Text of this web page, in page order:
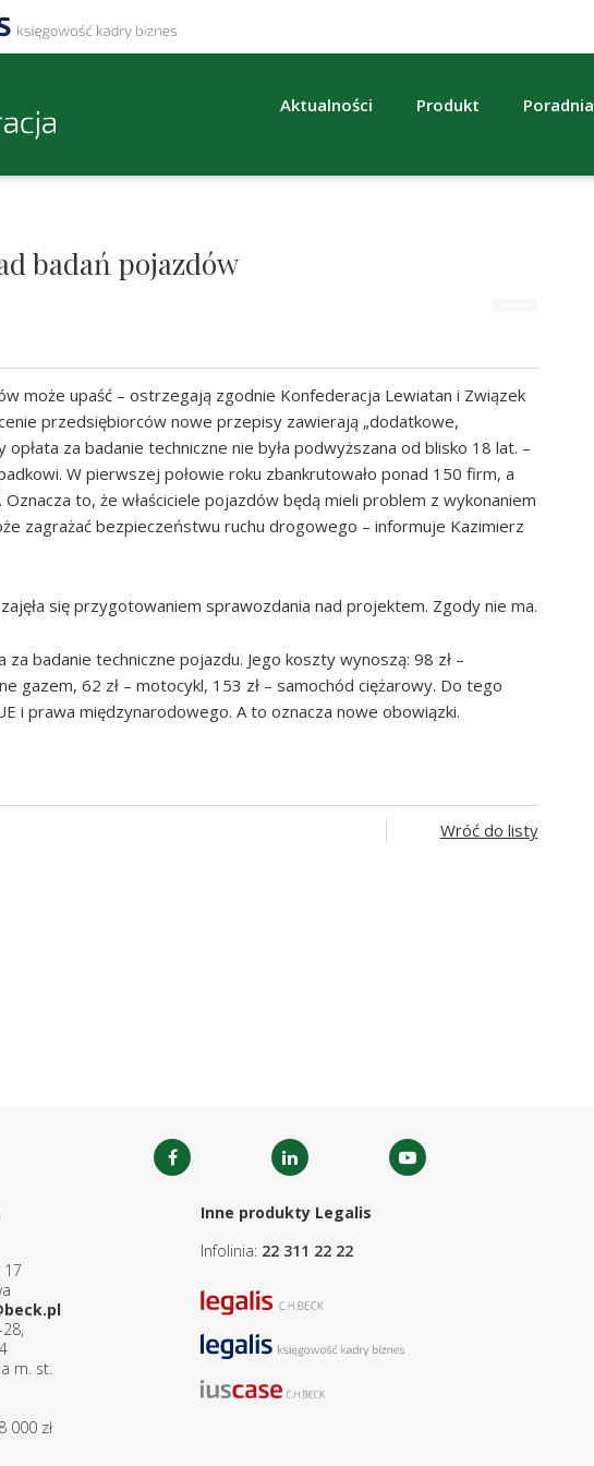
Aktualności Produkt Poradnia
badań pojazdów
może upaść – ostrzegają zgodnie Konfederacja Lewiatan i Związek
przedsiębiorców nowe przepisy zawierają „dodatkowe,
za badanie techniczne nie była podwyższana od blisko 18 lat. –
W pierwszej połowie roku zbankrutowało ponad 150 firm, a
to, że właściciele pojazdów będą mieli problem z wykonaniem
zagrażać bezpieczeństwu ruchu drogowego – informuje Kazimierz
się przygotowaniem sprawozdania nad projektem. Zgody nie ma.
badanie techniczne pojazdu. Jego koszty wynoszą: 98 zł –
gazem, 62 zł – motocykl, 153 zł – samochód ciężarowy. Do tego
i prawa międzynarodowego. A to oznacza nowe obowiązki.
Wróć do listy
17
m. st.
000 zł
Inne produkty Legalis
Infolinia: 22 311 22 22